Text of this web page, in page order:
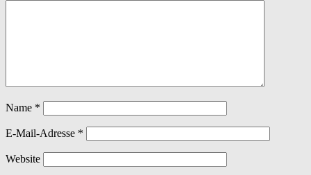
Name *
E-Mail-Adresse *
Website